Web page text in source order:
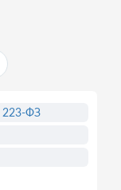
223-ФЗ